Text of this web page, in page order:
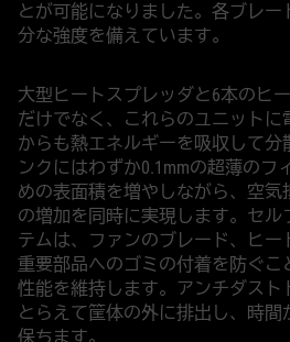
とが可能になりました。各ブレ
分な強度を備えています。
大型ヒートスプレッダと6本のヒー
だけでなく、これらのユニットに
からも熱エネルギーを吸収して
ンクにはわずか0.1mmの超薄のフ
めの表面積を増やしながら、空
の増加を同時に実現します。セル
テムは、ファンのブレード、ヒ
重要部品へのゴミの付着を防ぐこ
性能を維持します。アンチダスト
とらえて筐体の外に排出し、時
保ちます。